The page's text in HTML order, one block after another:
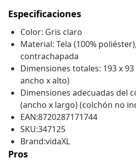
Especificaciones
Color: Gris claro
Material: Tela (100%
contrachapada
Dimensiones totales: 193 x
ancho x alto)
Dimensiones adecuadas del
(ancho x largo) (colchón no
EAN:8720287171744
SKU:347125
Brand:vidaXL
Pros